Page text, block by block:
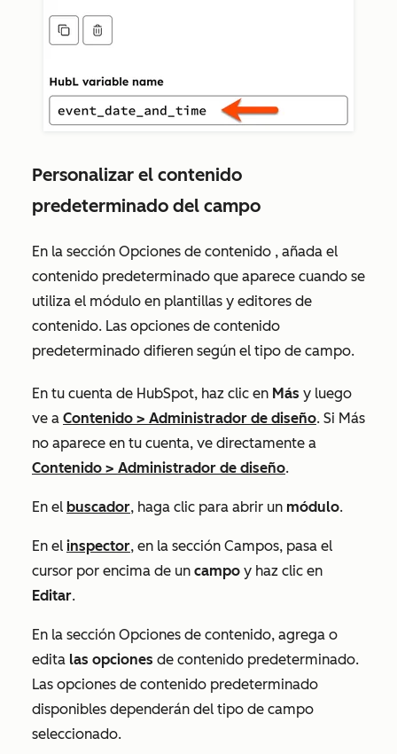
Personalizar el contenido
predeterminado del campo
En la sección Opciones de contenido , añada el
contenido predeterminado que aparece cuando se
utiliza el módulo en plantillas y editores de
contenido. Las opciones de contenido
predeterminado difieren según el tipo de campo.
En tu cuenta de HubSpot, haz clic en Más y luego
ve a Contenido > Administrador de diseño. Si Más
no aparece en tu cuenta, ve directamente a
Contenido > Administrador de diseño.
En el buscador, haga clic para abrir un módulo.
En el inspector, en la sección Campos, pasa el
cursor por encima de un campo y haz clic en
Editar.
En la sección Opciones de contenido, agrega o
edita las opciones de contenido predeterminado.
Las opciones de contenido predeterminado
disponibles dependerán del tipo de campo
seleccionado.